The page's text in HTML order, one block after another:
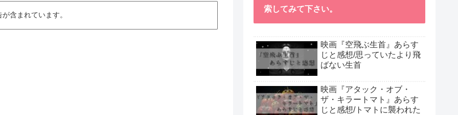
含まれています。
索してみて下さい。
映画『空飛ぶ生首』あらす
じと感想/思っていたより飛
ばない生首
映画『アタック・オブ・
ザ・キラートマト』あらす
じと感想/トマトに襲われた